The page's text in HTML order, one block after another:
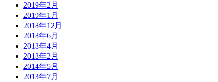
2019年2月
2019年1月
2018年12月
2018年6月
2018年4月
2018年2月
2014年5月
2013年7月